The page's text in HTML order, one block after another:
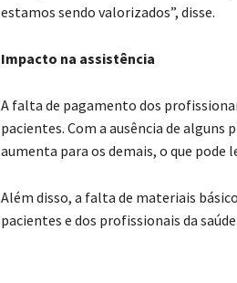
estamos sendo valorizados”, disse.
Impacto na assistência
A falta de pagamento dos
pacientes. Com a ausência de
aumenta para os demais, o que
Além disso, a falta de materiais
pacientes e dos profissionais da saúde.